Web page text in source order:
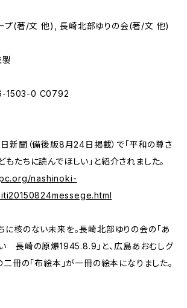
プ(著/文 他), 長崎北部ゆりの会(著/文 他)
1503-0 C0792
日新聞（備後版8月24日掲載）で「平和の尊さ
たちに読んでほしい」と紹介されました。
nashinoki-
に核のない未来を。長崎北部ゆりの会の「あ
長崎の原爆1945.8.9」と、広島あおむしグ
二冊の「布絵本」が一冊の絵本になりました。